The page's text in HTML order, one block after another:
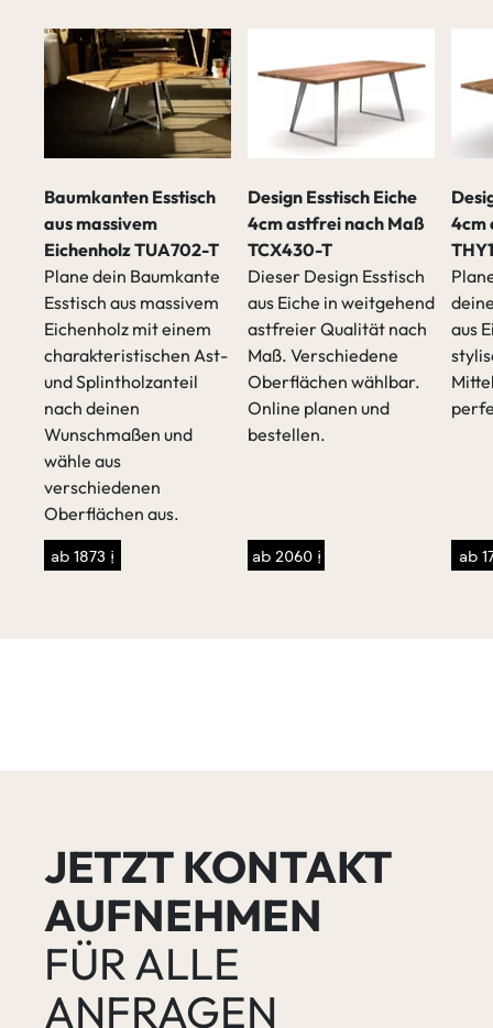
Baumkanten Esstisch
aus massivem
Eichenholz TUA702-T
Plane dein Baumkante
Esstisch aus massivem
Eichenholz mit einem
charakteristischen Ast-
und Splintholzanteil
nach deinen
Wunschmaßen und
wähle aus
verschiedenen
Oberflächen aus.
ab 1873 €
Design Esstisch Eiche
4cm astfrei nach Maß
TCX430-T
Dieser Design Esstisch
aus Eiche in weitgehend
astfreier Qualität nach
Maß. Verschiedene
Oberflächen wählbar.
Online planen und
bestellen.
ab 2060 €
4cm
aus
ab
JETZT KONTAKT
AUFNEHMEN
FÜR ALLE
ANFRAGEN